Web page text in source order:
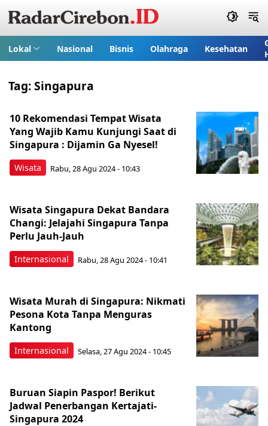
Lokal Nasional Bisnis Olahraga Kesehatan
Tag:Singapura
Wisata
10 Rekomendasi Tempat Wisata
Yang Wajib Kamu Kunjungi Saat di
Singapura : Dijamin Ga Nyesel!
Rabu, 28 Agu 2024 - 10:43
Internasional
Wisata Singapura Dekat Bandara
Changi: Jelajahi Singapura Tanpa
Perlu Jauh-Jauh
Rabu, 28 Agu 2024 - 10:41
Internasional
Wisata Murah di Singapura: Nikmati
Pesona Kota Tanpa Menguras
Kantong
Selasa, 27 Agu 2024 - 10:45
Buruan Siapin Paspor! Berikut
Jadwal Penerbangan Kertajati-
Singapura 2024